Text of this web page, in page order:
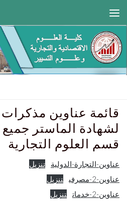
قائمة عناوين مذكرات
لشهادة الماستر
قسم العلوم التجارية
عناوين-التجارة-الدولية
تنزيل
عناوين-2-مصرفي
تنزيل
عناوين-2-خدمات
تنزيل